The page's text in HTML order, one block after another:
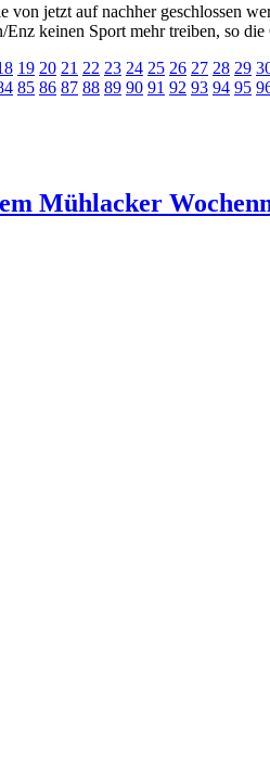
von jetzt auf nachher geschlossen
Enz keinen Sport mehr treiben, so
19 20 21 22 23 24 25 26 27 28 29
85 86 87 88 89 90 91 92 93 94 95
Mühlacker